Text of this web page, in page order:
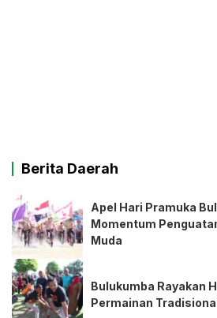
Berita Daerah
Apel Hari Pramuka
Momentum
Muda
Bulukumba Rayakan
Permainan